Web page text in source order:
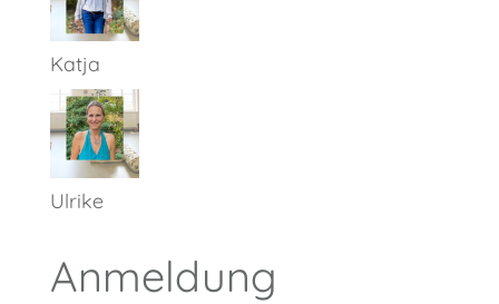
Katja
Ulrike
Anmeldung